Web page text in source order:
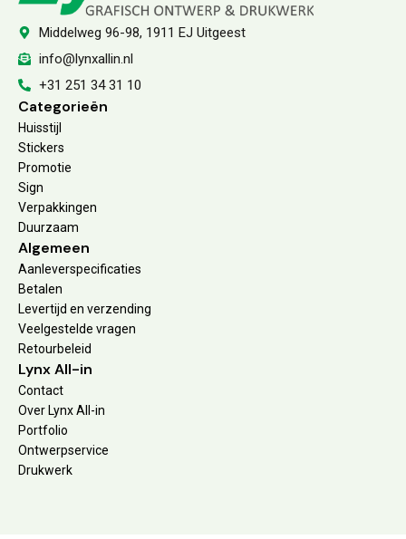
Middelweg 96-98, 1911 EJ Uitgeest
info@lynxallin.nl
+31 251 34 31 10
Categorieën
Huisstijl
Stickers
Promotie
Sign
Verpakkingen
Duurzaam
Algemeen
Aanleverspecificaties
Betalen
Levertijd en verzending
Veelgestelde vragen
Retourbeleid
Lynx All-in
Contact
Over Lynx All-in
Portfolio
Ontwerpservice
Drukwerk